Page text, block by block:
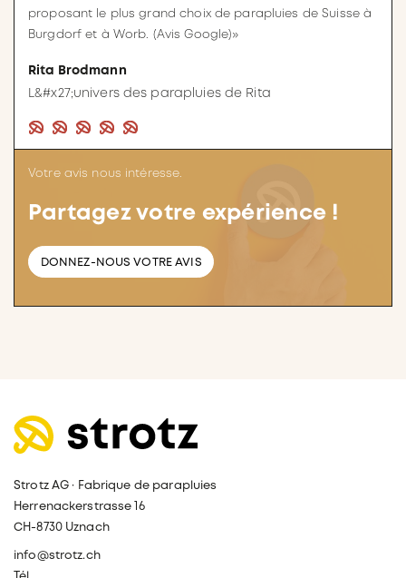
proposant le plus grand choix de parapluies de Suisse à
Burgdorf et à Worb. (Avis Google)»
Rita Brodmann
L&#x27;univers des parapluies de Rita
Votre avis nous intéresse.
Partagez votre expérience !
DONNEZ-NOUS VOTRE AVIS
Strotz AG · Fabrique de parapluies
Herrenackerstrasse 16
CH-8730 Uznach
info@strotz.ch